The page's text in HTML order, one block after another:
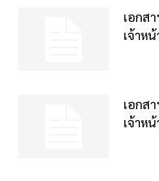
เอกส
เจ้าห
เอกส
เจ้าห